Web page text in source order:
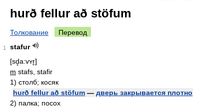
hurð fellur að stöfum
Толкование Перевод
1
stafur
[sd̥a:vʏr̬]
m stafs, stafir
1) столб; косяк
hurð fellur að stöfum — дверь закрывается плотно
2) палка; посох